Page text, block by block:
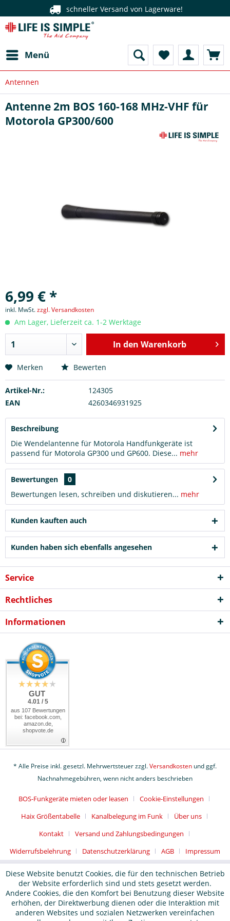
schneller Versand von Lagerware!
Menü
Antennen
Antenne 2m BOS 160-168 MHz-VHF für
Motorola GP300/600
6,99 € *
inkl. MwSt.zzgl. Versandkosten
Am Lager, Lieferzeit ca. 1-2 Werktage
In den Warenkorb
Merken Bewerten
Artikel-Nr.:
124305
EAN
4260346931925
Beschreibung
Die Wendelantenne für Motorola Handfunkgeräte ist
passend für Motorola GP300 und GP600. Diese... mehr
Bewertungen
0
Bewertungen lesen, schreiben und diskutieren... mehr
Kunden kauften auch
Kunden haben sich ebenfalls angesehen
Service
Rechtliches
Informationen
GUT
4.01 / 5
aus 107 Bewertungen
bei: facebook.com,
amazon.de,
shopvote.de
* Alle Preise inkl. gesetzl. Mehrwertsteuer zzgl.Versandkosten und ggf.
Nachnahmegebühren, wenn nicht anders beschrieben
BOS-Funkgeräte mieten oder leasen
Cookie-Einstellungen
Haix Größentabelle
Kanalbelegung im Funk
Über uns
Kontakt
Versand und Zahlungsbedingungen
Widerrufsbelehrung
Datenschutzerklärung AGB Impressum
Diese Website benutzt Cookies, die für den technischen Betrieb
der Website erforderlich sind und stets gesetzt werden.
Andere Cookies, die den Komfort bei Benutzung dieser Website
erhöhen, der Direktwerbung dienen oder die Interaktion mit
anderen Websites und sozialen Netzwerken vereinfachen